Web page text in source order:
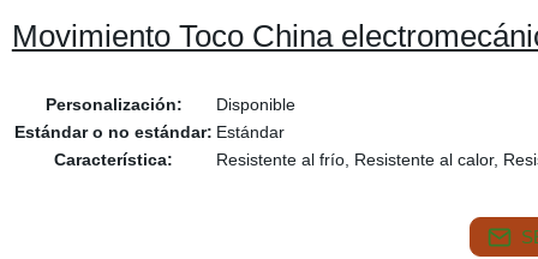
Movimiento Toco China
Personalización:
Disponible
Estándar o no estándar: Estándar
Característica:
Resistente al frío, Resistente al calor,